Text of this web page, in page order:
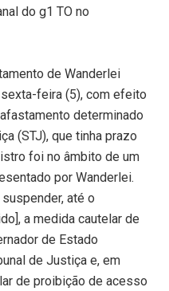
do g1 TO no
de Wanderlei
feira (5), com efeito
determinado
(STJ), que tinha prazo
foi no âmbito de um
por Wanderlei.
até o
a medida cautelar de
de Estado
de Justiça e, em
de proibição de acesso